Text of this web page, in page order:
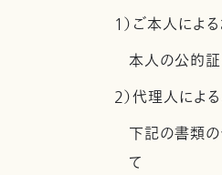
1）ご本人によ
本人の公的証
2）代理人によ
下記の書類
て